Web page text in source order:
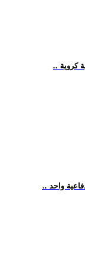
كروية
واحد